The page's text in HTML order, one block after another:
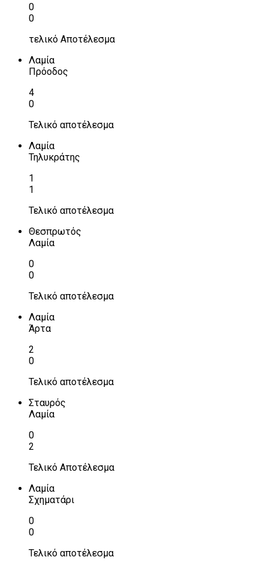
0
0
τελικό Αποτέλεσμα
Λαμία
Πρόοδος
4
0
Τελικό αποτέλεσμα
Λαμία
Τηλυκράτης
1
1
Τελικό αποτέλεσμα
Θεσπρωτός
Λαμία
0
0
Τελικό αποτέλεσμα
Λαμία
Άρτα
2
0
Τελικό αποτέλεσμα
Σταυρός
Λαμία
0
2
Τελικό Αποτέλεσμα
Λαμία
Σχηματάρι
0
0
Τελικό αποτέλεσμα